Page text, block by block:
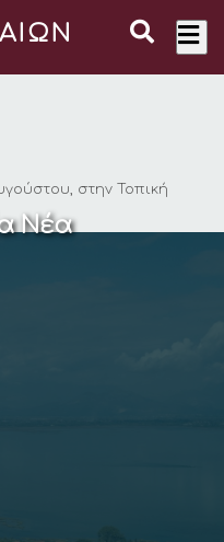
την
στην Τοπική
Νέα